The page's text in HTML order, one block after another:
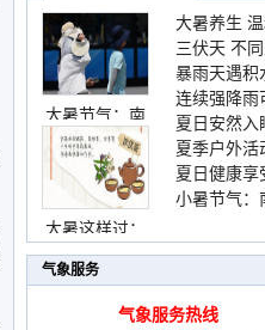
大暑节气：南
大暑这样过：
大暑养生
三伏天 不
要点请收好
暴雨天遇积
险提示请收
连续强降雨
灾害 这些
夏日安然入
温小贴士
夏季户外活
防暑健身两
夏日健康享
“两注意一
小暑节气：
季
气象服务
气象服务热线